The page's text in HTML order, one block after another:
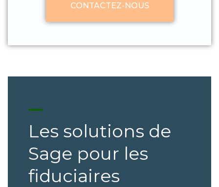
CONTACTEZ-NOUS
Les solutions de
Sage pour les
fiduciaires